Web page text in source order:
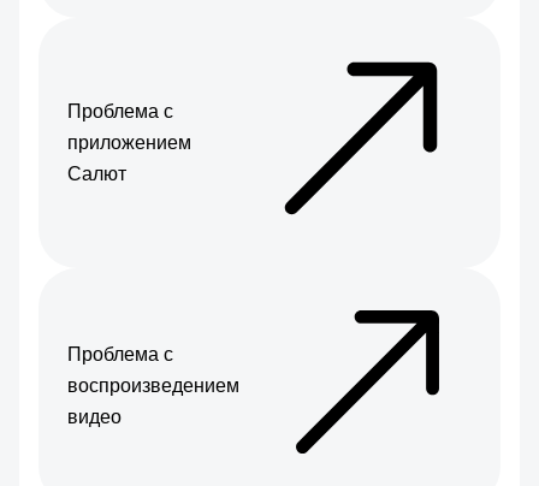
Проблема с
приложением
Салют
Проблема с
воспроизведением
видео